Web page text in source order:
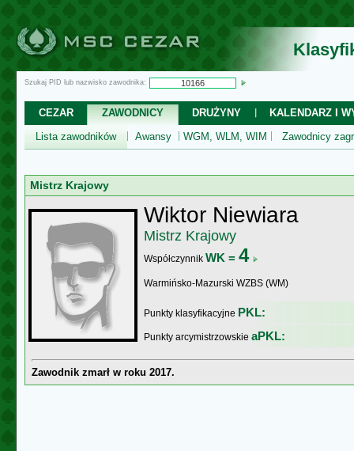
Szukaj PID lub nazwisko zawodnika:
CEZAR ZAWODNICY DRUŻYNY
KALENDARZ I
Lista zawodników
Awansy WGM, WLM, WIM Zawodnicy
Mistrz Krajowy
Wiktor Niewiara
Mistrz Krajowy
Współczynnik WK = 4
Warmińsko-Mazurski WZBS (WM)
Punkty klasyfikacyjne PKL:
Punkty arcymistrzowskie aPKL:
Zawodnik zmarł w roku 2017.